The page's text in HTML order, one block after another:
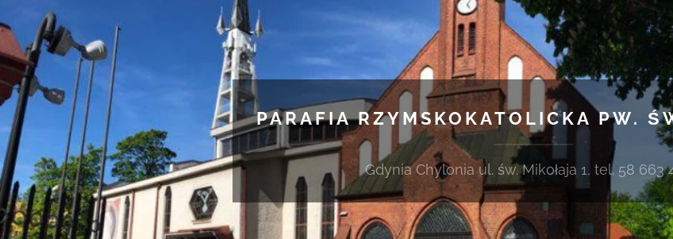
PARAFIA RZYMSKOKATOLICKA PW.
Gdynia Chylonia ul. św. Mikołaja 1, tel. 58 663